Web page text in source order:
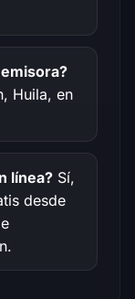
Huila, en
línea? Sí,
desde